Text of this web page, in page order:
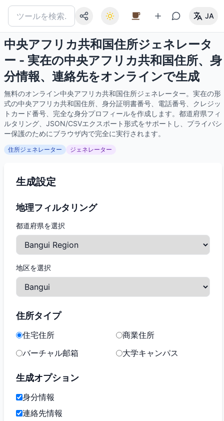
JA
中央アフリカ共和国住所ジェネレータ
ー - 実在の中央アフリカ共和国住所、身
分情報、連絡先をオンラインで生成
無料のオンライン中央アフリカ共和国住所ジェネレーター。実在の形
式の中央アフリカ共和国住所、身分証明書番号、電話番号、クレジッ
トカード番号、完全な身分プロフィールを作成します。都道府県フィ
ルタリング、JSON/CSVエクスポート形式をサポートし、プライバシ
ー保護のためにブラウザ内で完全に実行されます。
住所ジェネレーター ジェネレーター
生成設定
地理フィルタリング
都道府県を選択
地区を選択
住所タイプ
住宅住所
商業住所
バーチャル邮箱
大学キャンパス
生成オプション
身分情報
連絡先情報